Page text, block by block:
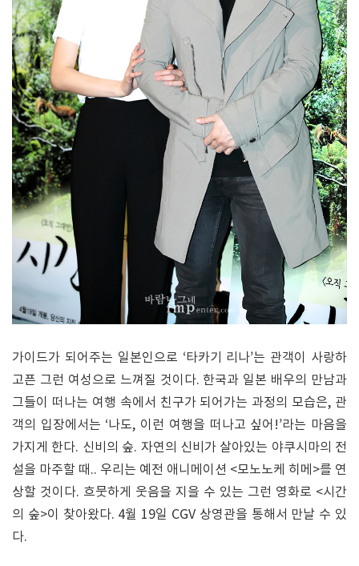
가이드가 되어주는 일본인으로 ‘타카기 리나’는 관객이 사랑하
고픈 그런 여성으로 느껴질 것이다. 한국과 일본 배우의 만남과
그들이 떠나는 여행 속에서 친구가 되어가는 과정의 모습은, 관
객의 입장에서는 ‘나도, 이런 여행을 떠나고 싶어!’라는 마음을
가지게 한다. 신비의 숲. 자연의 신비가 살아있는 야쿠시마의 전
설을 마주할 때.. 우리는 예전 애니메이션 <모노노케 히메>를 연
상할 것이다. 흐뭇하게 웃음을 지을 수 있는 그런 영화로 <시간
의 숲>이 찾아왔다. 4월 19일 CGV 상영관을 통해서 만날 수 있
다.